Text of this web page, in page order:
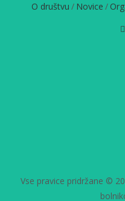
Vse pravice pridržane ©
O društvu / Novice /